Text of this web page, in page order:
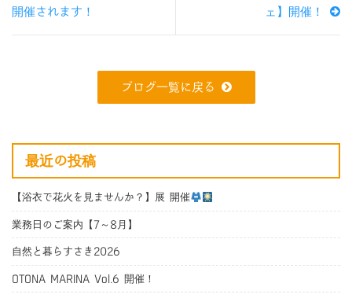
開催されます！
ェ】開催！
ブログ一覧に戻る
最近の投稿
【浴衣で花火を見ませんか？】展 開催
業務日のご案内【7～8月】
自然と暮らすさき2026
OTONA MARINA Vol.6 開催！